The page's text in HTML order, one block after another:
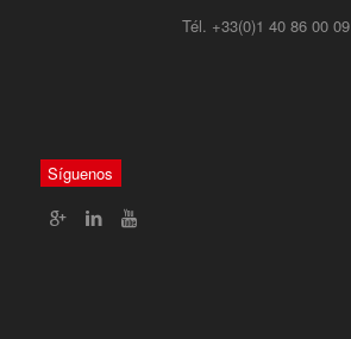
Tél. +33(0)1 40 86 00 09
Síguenos